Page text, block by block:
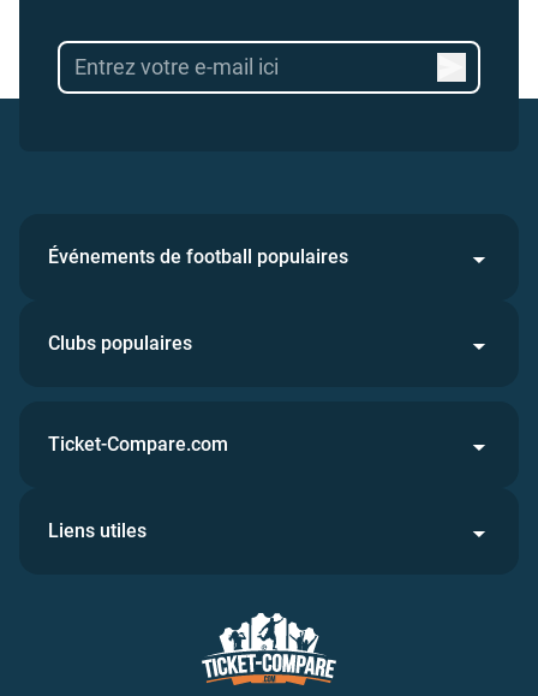
Événements de football populaires
Clubs populaires
Ticket-Compare.com
Liens utiles